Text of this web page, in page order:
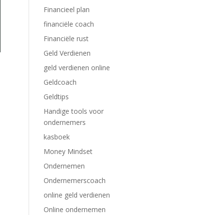
Financieel plan
financiële coach
Financiële rust
Geld Verdienen
geld verdienen online
Geldcoach
Geldtips
Handige tools voor
ondernemers
kasboek
Money Mindset
Ondernemen
Ondernemerscoach
online geld verdienen
Online ondernemen